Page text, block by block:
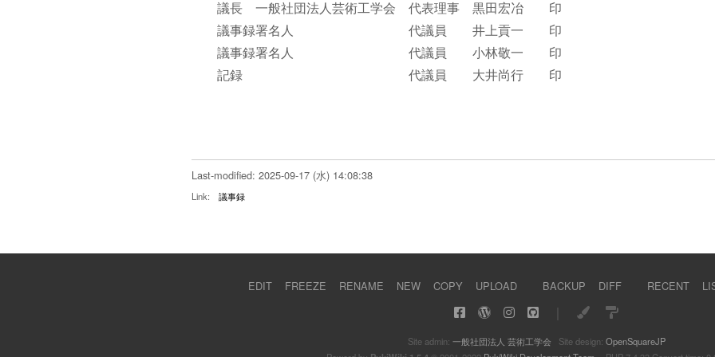
議長 一般社団法人芸術工学会 代表理事 黒田宏冶 印
議事録署名人 代議員 井上貢一 印
議事録署名人 代議員 小林敬一 印
記録 代議員 大井尚行 印
Last-modified: 2025-09-17 (水) 14:08:38
Link: 議事録
EDIT FREEZE RENAME NEW COPY UPLOAD BACKUP DIFF RECENT
Site admin: 一般社団法人 芸術工学会 Site design: OpenSquareJP